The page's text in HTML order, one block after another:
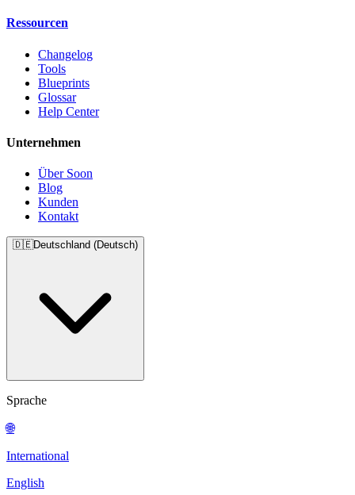
Ressourcen
Changelog
Tools
Blueprints
Glossar
Help Center
Unternehmen
Über Soon
Blog
Kunden
Kontakt
🇩🇪Deutschland (Deutsch)
Sprache
🌐
International
English